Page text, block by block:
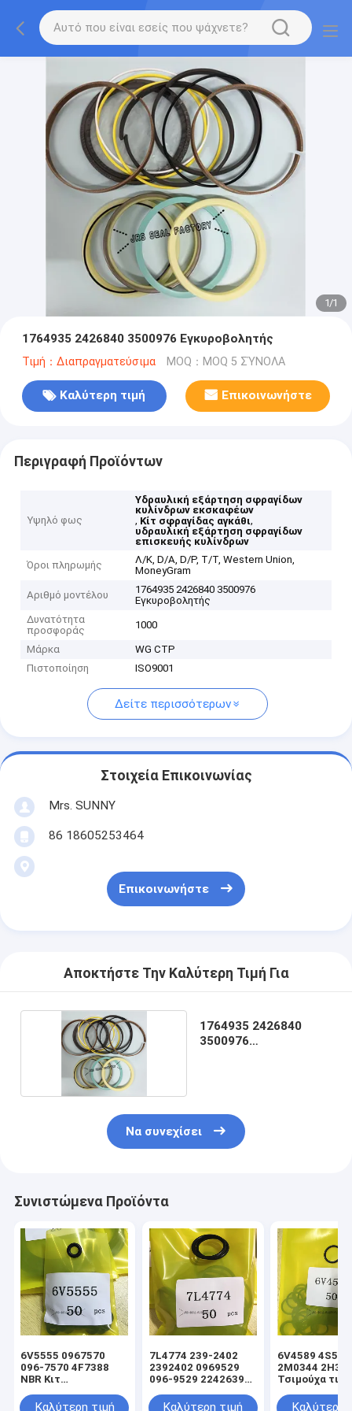
1/1
1764935 2426840 3500976 Εγκυροβολητής
Τιμή：Διαπραγματεύσιμα MOQ：MOQ 5 ΣΎΝΟΛΑ
Καλύτερη τιμή Επικοινωνήστε
Περιγραφή Προϊόντων
Υψηλό φως
Υδραυλική εξάρτηση σφραγίδων
κυλίνδρων εκσκαφέων
, Κίτ σφραγίδας αγκάθι,
υδραυλική εξάρτηση σφραγίδων
επισκευής κυλίνδρων
Όροι πληρωμής
Λ/Κ, D/A, D/P, T/T, Western Union,
MoneyGram
Αριθμό μοντέλου
1764935 2426840 3500976
Εγκυροβολητής
Δυνατότητα
προσφοράς
1000
Μάρκα
WG CTP
Πιστοποίηση
ISO9001
Δείτε περισσότερων
Στοιχεία Επικοινωνίας
Mrs. SUNNY
86 18605253464
Επικοινωνήστε
Αποκτήστε Την Καλύτερη Τιμή Για
1764935 2426840
3500976
Να συνεχίσει
Συνιστώμενα Προϊόντα
6V5555 0967570
096-7570 4F7388
NBR Κιτ
υδραυλικού
Καλύτερη τιμή
7L4774 239-2402
2392402 0969529
096-9529 2242639
στεγανοποίησης
Καλύτερη τιμή
6V4589
2M0344
Τσιμούχα
κυλίνδρου
Καλύτερη